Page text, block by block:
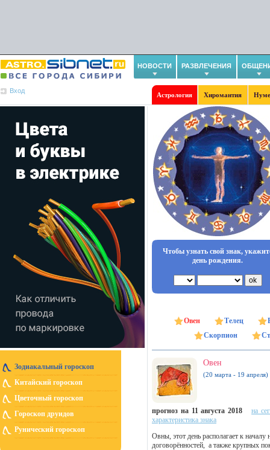
НОВОСТИ РАЗВЛЕЧЕНИЯ
Вход
Астрология Хиромантия
Зодиакальный гороскоп
Китайский гороскоп
Цветочный гороскоп
Гороскоп друидов
Рунический гороскоп
Чтобы узнать свой знак,
день рождения.
Овен Телец
Скорпион
Овен
(20 марта - 19 апреля)
прогноз на 11 августа 2018
на
характеристика знака
Овны, этот день располагает к
договорённостей, а также крупных